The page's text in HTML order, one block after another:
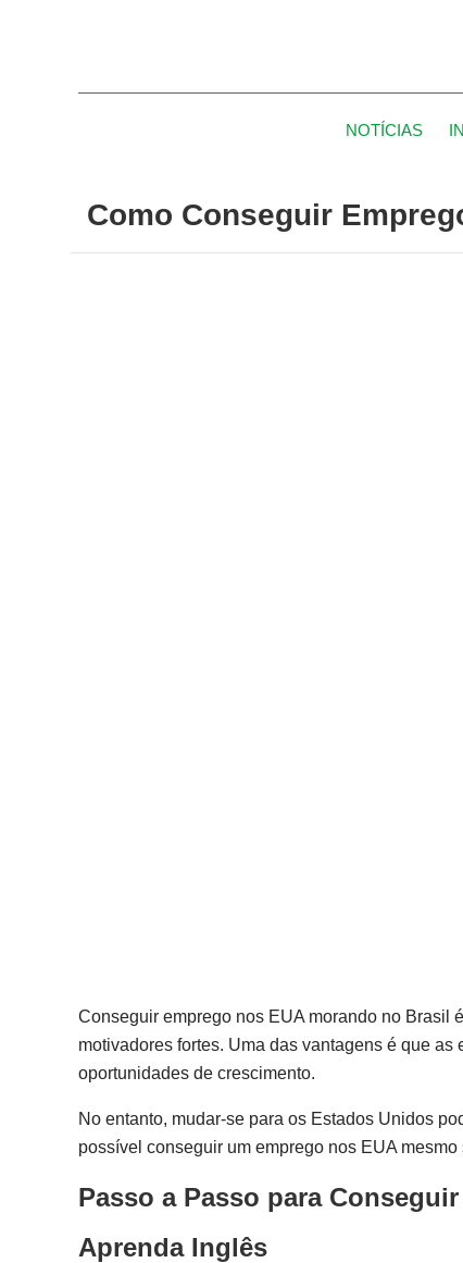
NOTÍCIAS
Como Conseguir
Conseguir emprego nos EUA morando no Brasil
motivadores fortes. Uma das vantagens é que
oportunidades de crescimento.
No entanto, mudar-se para os Estados Unidos
possível conseguir um emprego nos EUA
Passo a Passo para
Aprenda Inglês